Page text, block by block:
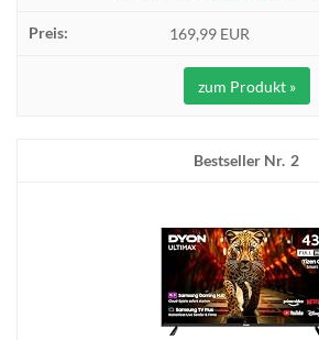
169,99 EUR
zum Produkt »
2